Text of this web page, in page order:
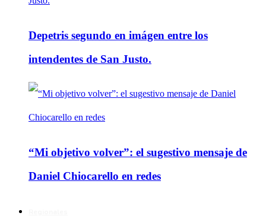
Depetris segundo en imágen entre los
intendentes de San Justo.
“Mi objetivo volver”: el sugestivo mensaje de
Daniel Chiocarello en redes